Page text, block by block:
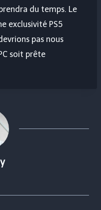
du temps. Le
exclusivité PS5
pas nous
soit prête